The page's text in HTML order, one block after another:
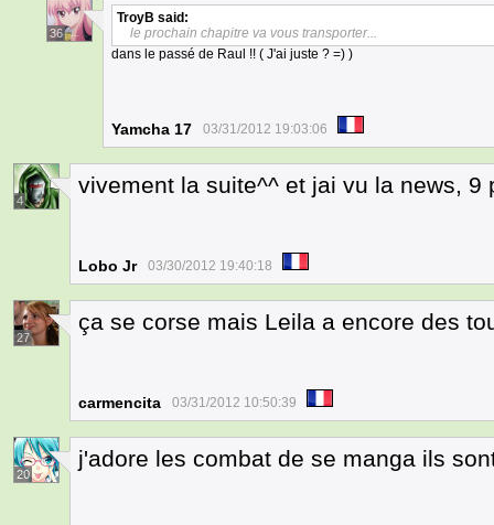
36
TroyB said:
le prochain chapitre va vous transporter...
dans le passé de Raul !! ( J'ai juste ? =) )
Yamcha 17 03/31/2012 19:03:06
4
vivement la suite^^ et jai vu la news, 9
Lobo Jr 03/30/2012 19:40:18
27
ça se corse mais Leila a encore des
carmencita 03/31/2012 10:50:39
20
j'adore les combat de se manga ils